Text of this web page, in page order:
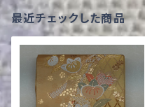
最近チェックした商品